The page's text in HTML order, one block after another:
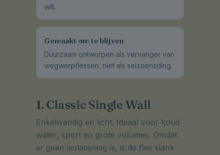
wilt.
Gemaakt om te blijven
Duurzaam ontworpen als vervanger van
wegwerpflessen, niet als seizoensding.
1. Classic Single Wall
Enkelwandig en licht. Ideaal voor koud
water, sport en grote volumes. Omdat
er geen isolatielaag is, is de fles slank